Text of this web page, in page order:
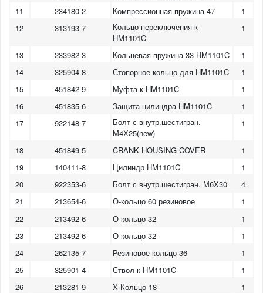
11
234180-2 Компрессионная пружина 47
1
12
313193-7
Кольцо переключения к
HM1101C
1
13 233982-3 Кольцевая пружина 33 HM1101C
1
14
325904-8 Стопорное кольцо для HM1101C
1
15
451842-9 Муфта к HM1101C
1
16
451835-6 Защита цилиндра HM1101C
1
17
922148-7
Болт с внутр.шестигран.
М4Х25(new)
1
18 451849-5 CRANK HOUSING COVER
1
19
140411-8 Цилиндр HM1101C
1
20
922353-6 Болт с внутр.шестигран. М6Х30
4
21
213654-6 О-кольцо 60 резиновое
1
22
213492-6 О-кольцо 32
1
23
213492-6 О-кольцо 32
1
24
262135-7 Резиновое кольцо 36
1
25
325901-4 Ствол к HM1101C
1
26
213281-9 Х-Кольцо 18
1